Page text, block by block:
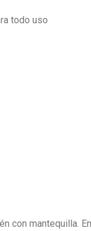
todo uso
con mantequilla.